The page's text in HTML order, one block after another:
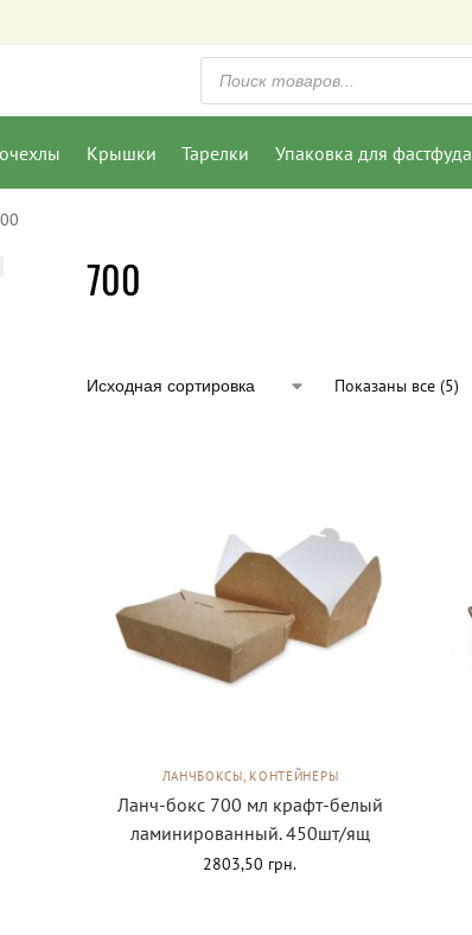
Крышки Тарелки Упаковка для фастфуда
700
Показаны все (5)
ЛАНЧБОКСЫ, КОНТЕЙНЕРЫ
Ланч-бокс 700 мл крафт-белый
ламинированный. 450шт/ящ
2803,50 грн.